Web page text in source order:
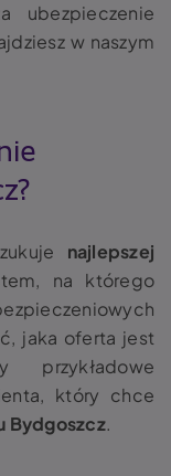
w naszym
najlepszej
na którego
jaka oferta jest
przykładowe
który chce
Bydgoszcz.